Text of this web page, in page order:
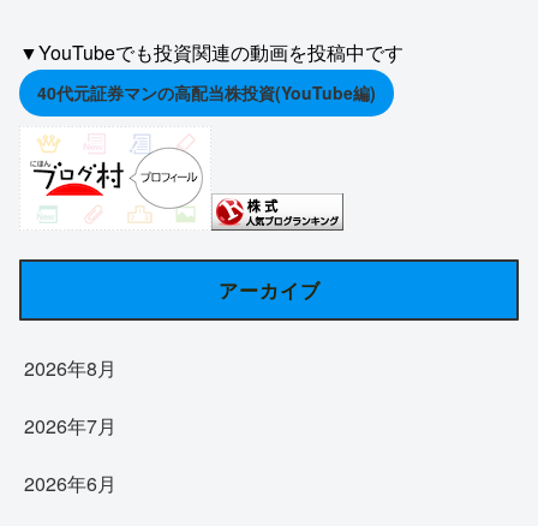
▼YouTubeでも投資関連の動画を投稿中です
40代元証券マンの高配当株投資(YouTube編)
アーカイブ
2026年8月
2026年7月
2026年6月